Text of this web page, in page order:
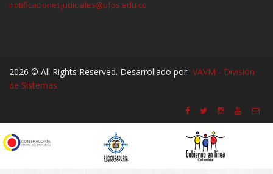
notificacionesjudiciales@ufps.edu.co
2026 © All Rights Reserved. Desarrollado por: VAVM - División
de Sistemas